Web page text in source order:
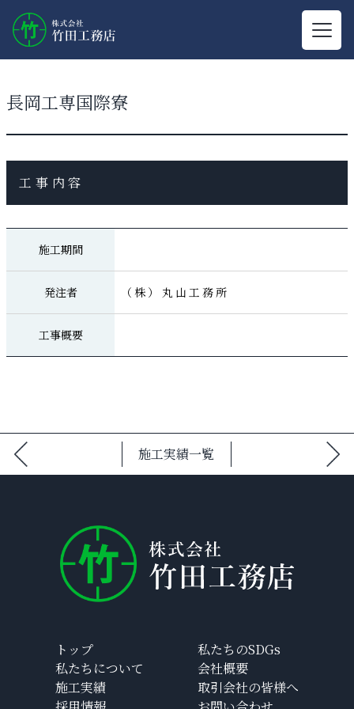
長岡工専国際寮
工事内容
施工期間
発注者 （株）丸山工務所
工事概要
施工実績一覧
トップ
私たちについて
施工実績
私たちのSDGs
会社概要
取引会社の皆様へ